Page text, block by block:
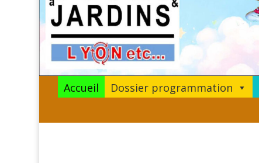
Accueil Dossier programmation